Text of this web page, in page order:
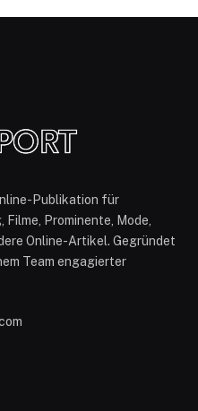
Publikation für
Prominente, Mode,
Online-Artikel. Gegründet
Team engagierter